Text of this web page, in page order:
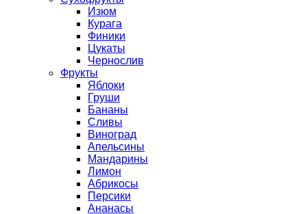
Изюм
Курага
Финики
Цукаты
Чернослив
Фрукты
Яблоки
Груши
Бананы
Сливы
Виноград
Апельсины
Мандарины
Лимон
Абрикосы
Персики
Ананасы